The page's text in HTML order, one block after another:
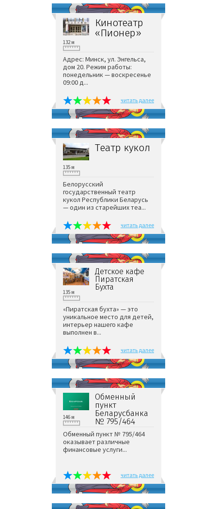
Кинотеатр
«Пионер»
132 м
Адрес: Минск, ул. Энгельса,
дом 20. Режим работы:
понедельник — воскресенье
09:00 д...
читать далее
Театр кукол
135 м
Белорусский
государственный театр
кукол Республики Беларусь
— один из старейших теа...
читать далее
Детское кафе
Пиратская
Бухта
135 м
«Пиратская бухта» — это
уникальное место для детей,
интерьер нашего кафе
выполнен в...
читать далее
Обменный
пункт
Беларусбанка
№ 795/464
146 м
Обменный пункт № 795/464
оказывает различные
финансовые услуги...
читать далее